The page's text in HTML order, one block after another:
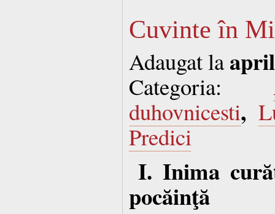
Cuvinte în
Adaugat la
Categoria:
duhovnicesti,
Predici
I. Inima
pocăinţă